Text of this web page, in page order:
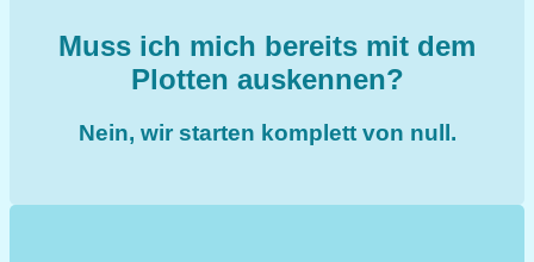
Muss ich mich bereits mit dem
Plotten auskennen?
Nein, wir starten komplett von null.